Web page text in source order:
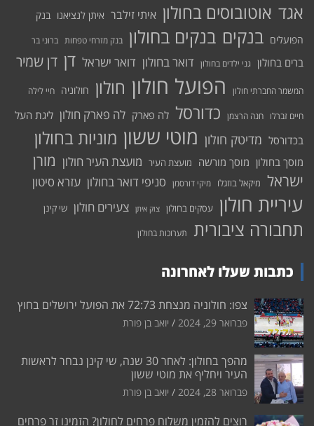
אגד אוטובוסים בחולון איתי זילבר איתן לנציאנו בנק
הפועלים בנקים בנקים בחולון בנק מזרחי טפחות ברוני בר
ברים בחולון גני ילדים בחולון דואר בחולון דואר ישראל דן דן שמיר
המשמר החברתי חולון הפועל חולון חולון חולוניה חיי לילה
חיים זברלו חנה הרצמן כדורסל לה פארק לה פארק חולון ליגת העל
בכדורסל מדיטק חולון מוטי ששון מוניות בחולון
מוסך בחולון מוסך מורשה מועצת העיר מועצת העיר חולון מורן
ישראל מיקאל בוזגלו מיקי דורסמן סניפי דואר בחולון עזרא סיטון
עיריית חולון עסקים בחולון צוק איתן צעירים חולון שי קינן
תחבורה ציבורית תערוכות בחולון
כתבות שעלו לאחרונה
צפו: חולוניה מנצחת 72:73 את הפועל ירושלים בחוץ
פברואר 29, 2024 יואב בן פורת
מהפך בחולון: לאחר 30 שנה, שי קינן נבחר לראשות
העיר ויחליף את מוטי ששון
פברואר 28, 2024 יואב בן פורת
רוצים להזמין משלוח פרחים לחולון? הזמינו זר פרחים